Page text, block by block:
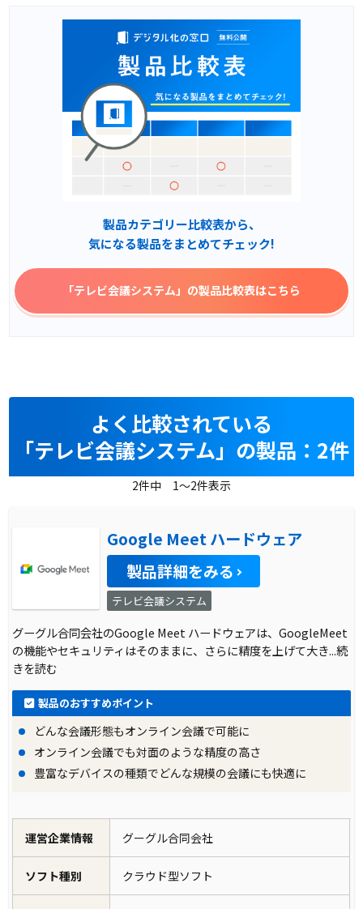
製品カテゴリー比較表から、
気になる製品をまとめてチェック!
「テレビ会議システム」 の製品比較表はこちら
よく比較されている
「テレビ会議システム」の製品：2件
2件中 1～2件表示
Google Meet ハードウェア
製品詳細をみる
テレビ会議システム
グーグル合同会社のGoogle Meet ハードウェアは、GoogleMeet
の機能やセキュリティはそのままに、さらに精度を上げて大き...続
きを読む
製品のおすすめポイント
どんな会議形態もオンライン会議で可能に
オンライン会議でも対面のような精度の高さ
豊富なデバイスの種類でどんな規模の会議にも快適に
運営企業情報 グーグル合同会社
ソフト種別 クラウド型ソフト